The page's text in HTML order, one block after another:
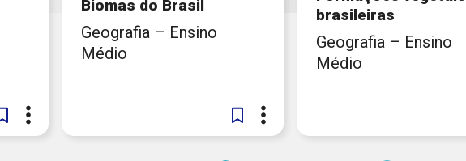
Biomas do Brasil
Geografia – Ensino
Médio
brasileiras​
Geografia – Ensino
Médio